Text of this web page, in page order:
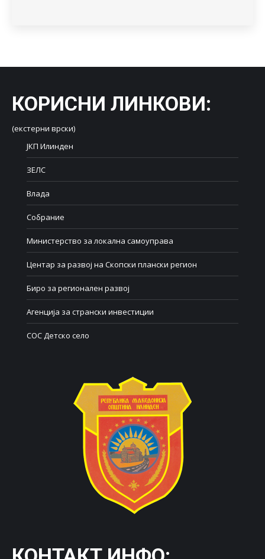
КОРИСНИ ЛИНКОВИ:
(екстерни врски)
ЈКП Илинден
ЗЕЛС
Влада
Собрание
Министерство за локална самоуправа
Центар за развој на Скопски плански регион
Биро за регионален развој
Агенција за странски инвестиции
СОС Детско село